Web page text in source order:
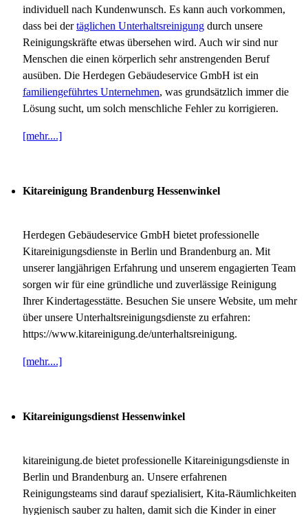
individuell nach Kundenwunsch. Es kann auch vorkommen,
dass bei dertäglichen Unterhaltsreinigung durch unsere
Reinigungskräfte etwas übersehen wird. Auch wir sind nur
Menschen die einen körperlich sehr anstrengenden Beruf
ausüben. Die Herdegen Gebäudeservice GmbH ist ein
familiengeführtes Unternehmen, was grundsätzlich immer die
Lösung sucht, um solch menschliche Fehler zu korrigieren.
[mehr....]
Kitareinigung Brandenburg Hessenwinkel
Herdegen Gebäudeservice GmbH bietet professionelle
Kitareinigungsdienste in Berlin und Brandenburg an. Mit
unserer langjährigen Erfahrung und unserem engagierten Team
sorgen wir für eine gründliche und zuverlässige Reinigung
Ihrer Kindertagesstätte. Besuchen Sie unsere Website, um mehr
über unsere Unterhaltsreinigungsdienste zu erfahren:
https://www.kitareinigung.de/unterhaltsreinigung.
[mehr....]
Kitareinigungsdienst Hessenwinkel
kitareinigung.de bietet professionelle Kitareinigungsdienste in
Berlin und Brandenburg an. Unsere erfahrenen
Reinigungsteams sind darauf spezialisiert, Kita-Räumlichkeiten
hygienisch sauber zu halten, damit sich die Kinder in einer